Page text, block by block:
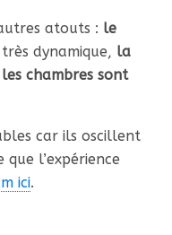
atouts : le
dynamique, la
chambres sont
car ils oscillent
l’expérience
ici.